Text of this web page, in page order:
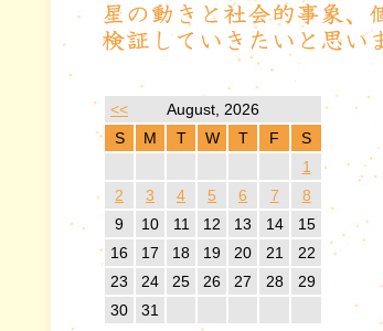
<<
August, 2026
S
M T W T F
S
1
2
3 4 5 6 7
8
9
10 11 12 13 14
15
16
17 18 19 20 21
22
23
24 25 26 27 28
29
30
31